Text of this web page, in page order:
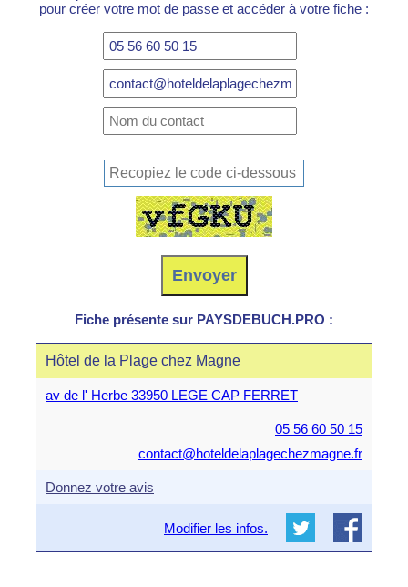
pour créer votre mot de passe et accéder à votre fiche :
Fiche présente sur PAYSDEBUCH.PRO :
Hôtel de la Plage chez Magne
av de l' Herbe 33950 LEGE CAP FERRET
05 56 60 50 15
contact@hoteldelaplagechezmagne.fr
Donnez votre avis
Modifier les infos.